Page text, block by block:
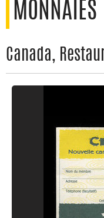
MONNAIES
Canada,